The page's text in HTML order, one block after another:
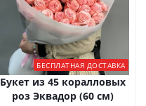
БЕСПЛАТНАЯ ДОСТАВКА
Букет из 45 коралловых
роз Эквадор (60 см)